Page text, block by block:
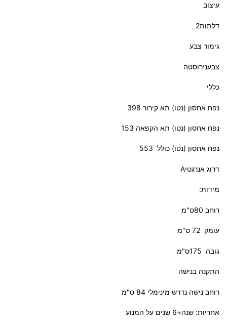
עיצוב
דלתות2
גימור צבע
צבענירוסטה
כללי
נפח אחסון (נטו) תא קירור 398
נפח אחסון (נטו) תא הקפאה 153
נפח אחסון (נטו) כולל 553
דרוג אנרגטיA
מידות:
רוחב 80ס"מ
עומק 72 ס"מ
גובה 175ס"מ
התקנה בנישה
רוחב נישה נדרש מינימלי 84 ס"מ
אחריות: שנה+6 שנים על המנוע